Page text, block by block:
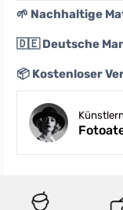
🌱 Nachhaltige
🇩🇪 Deutsche
📦 Kostenloser